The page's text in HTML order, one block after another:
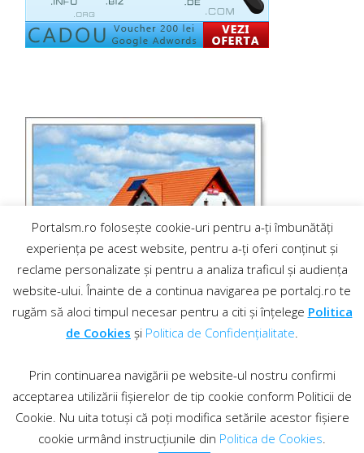
Contact·Regulament comentarii
Portalsm.ro folosește cookie-uri pentru a-ți îmbunătăți
experiența pe acest website, pentru a-ți oferi conținut și
reclame personalizate și pentru a analiza traficul și audiența
website-ului. Înainte de a continua navigarea pe portalcj.ro te
rugăm să aloci timpul necesar pentru a citi și înțelege Politica
de Cookies și Politica de Confidențialitate.
Prin continuarea navigării pe website-ul nostru confirmi
acceptarea utilizării fișierelor de tip cookie conform Politicii de
Cookie. Nu uita totuși că poți modifica setările acestor fișiere
cookie urmând instrucțiunile din Politica de Cookies.